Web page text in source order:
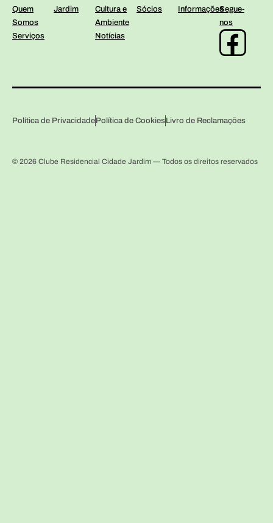
Quem
Somos
Serviços
Jardim
Cultura e
Ambiente
Notícias
Sócios InformaçõesSegue-
nos
Política de Privacidade Política de Cookies Livro de Reclamações
© 2026 Clube Residencial Cidade Jardim — Todos os direitos reservados